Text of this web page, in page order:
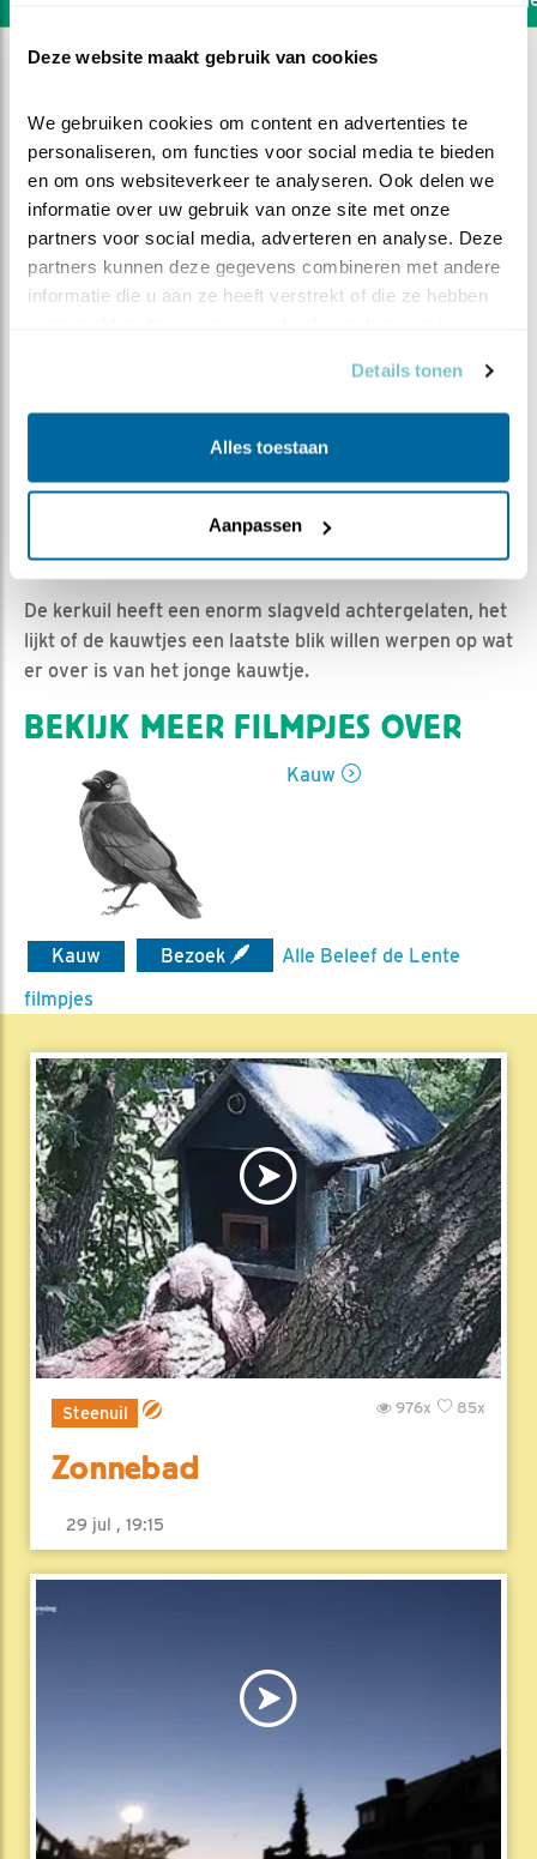
Deze website maakt gebruik van cookies
We gebruiken cookies om content en advertenties te
personaliseren, om functies voor social media te bieden
en om ons websiteverkeer te analyseren. Ook delen we
informatie over uw gebruik van onze site met onze
partners voor social media, adverteren en analyse. Deze
partners kunnen deze gegevens combineren met andere
informatie die u aan ze heeft verstrekt of die ze hebben
Details tonen
Alles toestaan
Aanpassen
Een laatste blik
Ed Hoogkamer | Geplaatst op 29 mei 2019, 10:18 |
Vind ik leuk| Bewaar dit filmpje|
1222x
De kerkuil heeft een enorm slagveld achtergelaten, het
lijkt of de kauwtjes een laatste blik willen werpen op wat
er over is van het jonge kauwtje.
BEKIJK MEER FILMPJES OVER
Kauw
Kauw Bezoek
Alle Beleef de Lente
filmpjes
Steenuil 85x
976x
Zonnebad
29 jul , 19:15